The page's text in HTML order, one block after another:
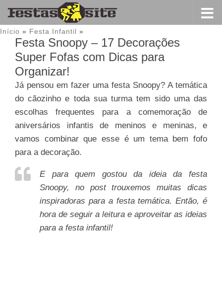
Início » Festa Infantil »
Festa Snoopy – 17 Decorações
Super Fofas com Dicas para
Organizar!
Já pensou em fazer uma festa Snoopy? A temática
do cãozinho e toda sua turma tem sido uma das
escolhas frequentes para a comemoração de
aniversários infantis de meninos e meninas, e
vamos combinar que esse é um tema bem fofo
para a decoração.
E para quem gostou da ideia da festa
Snoopy, no post trouxemos muitas dicas
inspiradoras para a festa temática. Então, é
hora de seguir a leitura e aproveitar as ideias
para a festa infantil!